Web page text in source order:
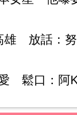
雄 放話：
鬆口：阿